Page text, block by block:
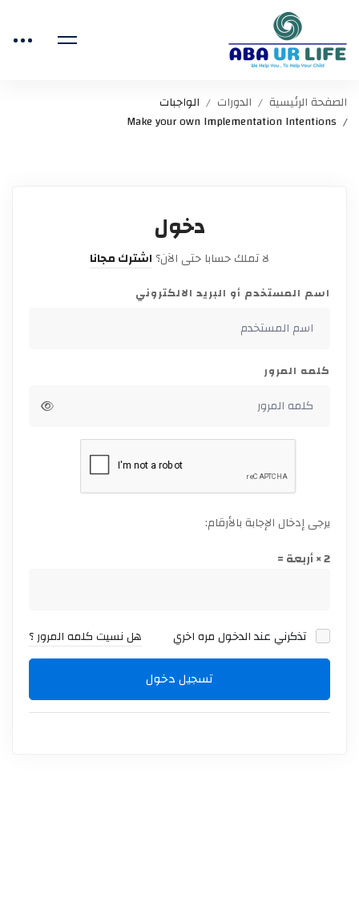
الصفحة الرئيسية الدورات
الواجبات
Make your own Implementation Intentions
دخول
لا تملك حسابا حتى الآن؟ اشترك مجانا
اسم المستخدم أو البريد الالكتروني
كلمه المرور
يرجى إدخال الإجابة بالأرقام:
2 × أربعة =
تذكرني عند الدخول مره اخري هل نسيت كلمه المرور ؟
تسجيل دخول